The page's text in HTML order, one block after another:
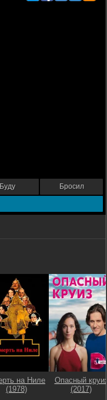
Буду Бросил
на Ниле
(1978)
Опасный
(2017)